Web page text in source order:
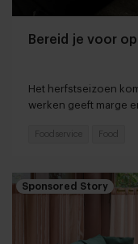
Bereid je voor
Het herfstseizoen
werken geeft marge
Foodservice Food
Sponsored Story